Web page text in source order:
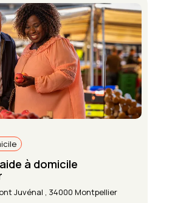
à domicile
Juvénal , 34000 Montpellier